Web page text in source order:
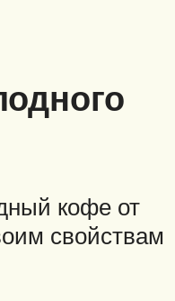
кофе от
свойствам